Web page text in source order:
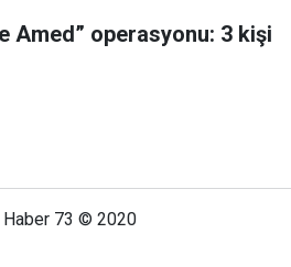
Amed” operasyonu: 3 kişi
Haber 73 © 2020